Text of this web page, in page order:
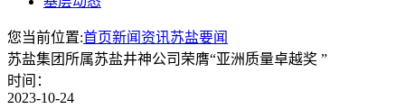
您当前位置:首页新闻资讯苏盐要闻
苏盐集团所属苏盐井神公司荣膺“亚洲质量卓越奖 ”
时间：
2023-10-24